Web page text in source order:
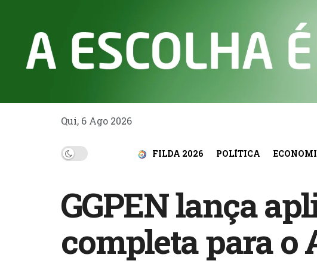
Qui, 6 Ago 2026
FILDA 2026 POLÍTICA
GGPEN lança
completa para o